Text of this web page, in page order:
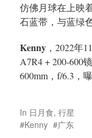
仿佛月球在上映
石蓝带，与蓝绿
Kenny，2022年
A7R4 + 200-600
600mm，f/6.3，曝
In 日月食, 行星
Kenny
广东